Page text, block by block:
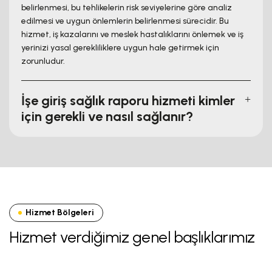
belirlenmesi, bu tehlikelerin risk seviyelerine göre analiz
edilmesi ve uygun önlemlerin belirlenmesi sürecidir. Bu
hizmet, iş kazalarını ve meslek hastalıklarını önlemek ve iş
yerinizi yasal gerekliliklere uygun hale getirmek için
zorunludur.
İşe giriş sağlık raporu hizmeti kimler
için gerekli ve nasıl sağlanır?
Hizmet Bölgeleri
Hizmet verdiğimiz genel başlıklarımız